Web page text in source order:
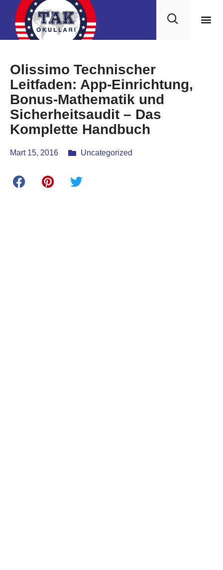
Olissimo Technischer
Leitfaden: App-Einrichtung,
Bonus-Mathematik und
Sicherheitsaudit – Das
Komplette Handbuch
Mart 15, 2016 Uncategorized